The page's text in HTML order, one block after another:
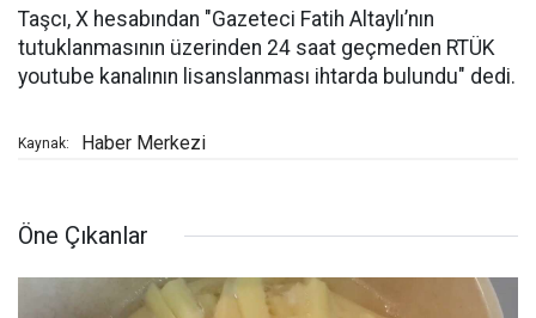
Taşcı, X hesabından "Gazeteci Fatih Altaylı’nın
tutuklanmasının üzerinden 24 saat geçmeden RTÜK
youtube kanalının lisanslanması ihtarda bulundu" dedi.
Kaynak: Haber Merkezi
Öne Çıkanlar